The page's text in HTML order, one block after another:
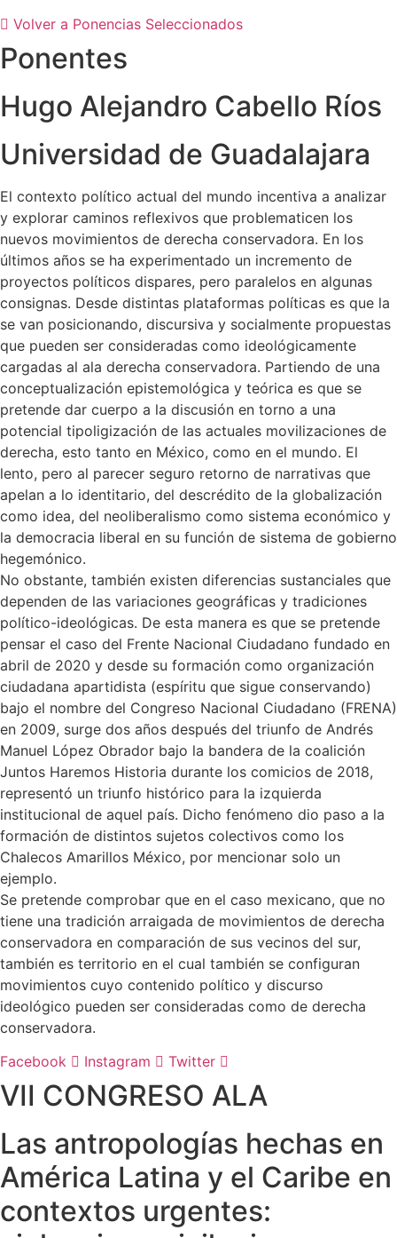
Volver a Ponencias Seleccionados
Ponentes
Hugo Alejandro Cabello Ríos
Universidad de Guadalajara
El contexto político actual del mundo incentiva a analizar
y explorar caminos reflexivos que problematicen los
nuevos movimientos de derecha conservadora. En los
últimos años se ha experimentado un incremento de
proyectos políticos dispares, pero paralelos en algunas
consignas. Desde distintas plataformas políticas es que la
se van posicionando, discursiva y socialmente propuestas
que pueden ser consideradas como ideológicamente
cargadas al ala derecha conservadora. Partiendo de una
conceptualización epistemológica y teórica es que se
pretende dar cuerpo a la discusión en torno a una
potencial tipoligización de las actuales movilizaciones de
derecha, esto tanto en México, como en el mundo. El
lento, pero al parecer seguro retorno de narrativas que
apelan a lo identitario, del descrédito de la globalización
como idea, del neoliberalismo como sistema económico y
la democracia liberal en su función de sistema de gobierno
hegemónico.
No obstante, también existen diferencias sustanciales que
dependen de las variaciones geográficas y tradiciones
político-ideológicas. De esta manera es que se pretende
pensar el caso del Frente Nacional Ciudadano fundado en
abril de 2020 y desde su formación como organización
ciudadana apartidista (espíritu que sigue conservando)
bajo el nombre del Congreso Nacional Ciudadano (FRENA)
en 2009, surge dos años después del triunfo de Andrés
Manuel López Obrador bajo la bandera de la coalición
Juntos Haremos Historia durante los comicios de 2018,
representó un triunfo histórico para la izquierda
institucional de aquel país. Dicho fenómeno dio paso a la
formación de distintos sujetos colectivos como los
Chalecos Amarillos México, por mencionar solo un
ejemplo.
Se pretende comprobar que en el caso mexicano, que no
tiene una tradición arraigada de movimientos de derecha
conservadora en comparación de sus vecinos del sur,
también es territorio en el cual también se configuran
movimientos cuyo contenido político y discurso
ideológico pueden ser consideradas como de derecha
conservadora.
Facebook
Instagram Twitter
VII CONGRESO ALA
Las antropologías hechas en
América Latina y el Caribe en
contextos urgentes: